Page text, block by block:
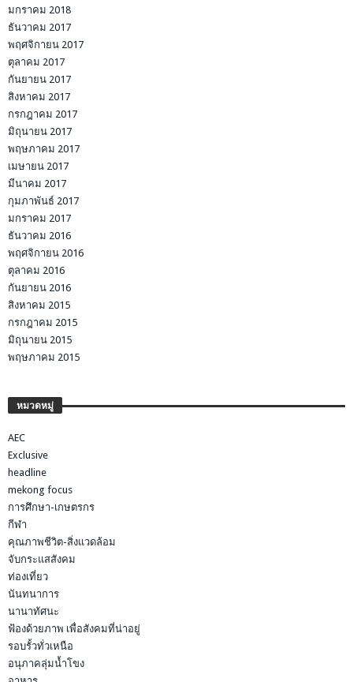
มกราคม 2018
ธันวาคม 2017
พฤศจิกายน 2017
ตุลาคม 2017
กันยายน 2017
สิงหาคม 2017
กรกฎาคม 2017
มิถุนายน 2017
พฤษภาคม 2017
เมษายน 2017
มีนาคม 2017
กุมภาพันธ์ 2017
มกราคม 2017
ธันวาคม 2016
พฤศจิกายน 2016
ตุลาคม 2016
กันยายน 2016
สิงหาคม 2015
กรกฎาคม 2015
มิถุนายน 2015
พฤษภาคม 2015
หมวดหมู่
AEC
Exclusive
headline
mekong focus
การศึกษา-เกษตรกร
กีฬา
คุณภาพชีวิต-สิ่งแวดล้อม
จับกระแสสังคม
ท่องเที่ยว
นันทนาการ
นานาทัศนะ
ฟ้องด้วยภาพ เพื่อสังคมที่น่าอยู่
รอบรั้วทั่วเหนือ
อนุภาคลุ่มน้ำโขง